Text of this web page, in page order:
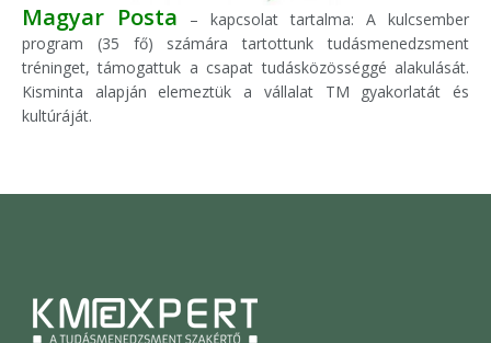
Magyar Posta – kapcsolat tartalma: A kulcsember
program (35 fő) számára tartottunk tudásmenedzsment
tréninget, támogattuk a csapat tudásközösséggé alakulását.
Kisminta alapján elemeztük a vállalat TM gyakorlatát és
kultúráját.